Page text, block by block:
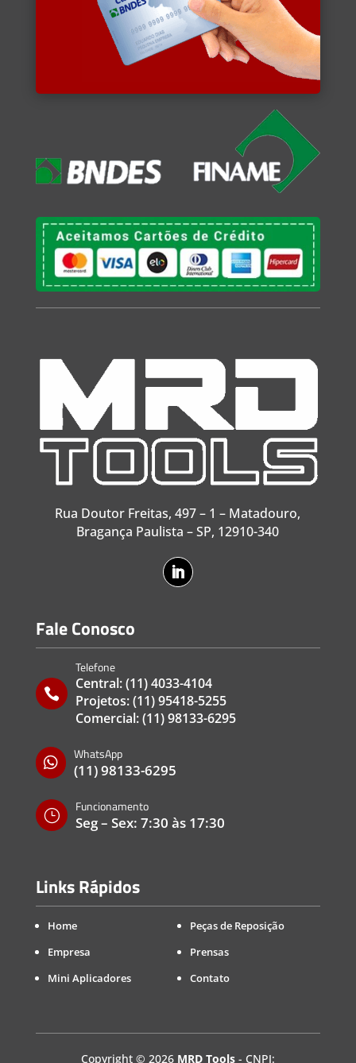
Rua Doutor Freitas, 497 – 1 – Matadouro,
Bragança Paulista – SP, 12910-340
Fale Conosco

Telefone
Central:(11) 4033-4104
Projetos:(11) 95418-5255
Comercial:(11) 98133-6295

WhatsApp
(11) 98133-6295
}
Funcionamento
Seg – Sex: 7:30 às 17:30
Links Rápidos
Home
Empresa
Mini Aplicadores
Peças de Reposição
Prensas
Contato
Copyright © 2026 MRD Tools- CNPJ: